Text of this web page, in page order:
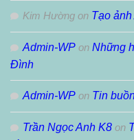
Kim Hường on Tạo
Admin-WP on Những
Đình
Admin-WP on Tin
Trần Ngọc Anh K8 on